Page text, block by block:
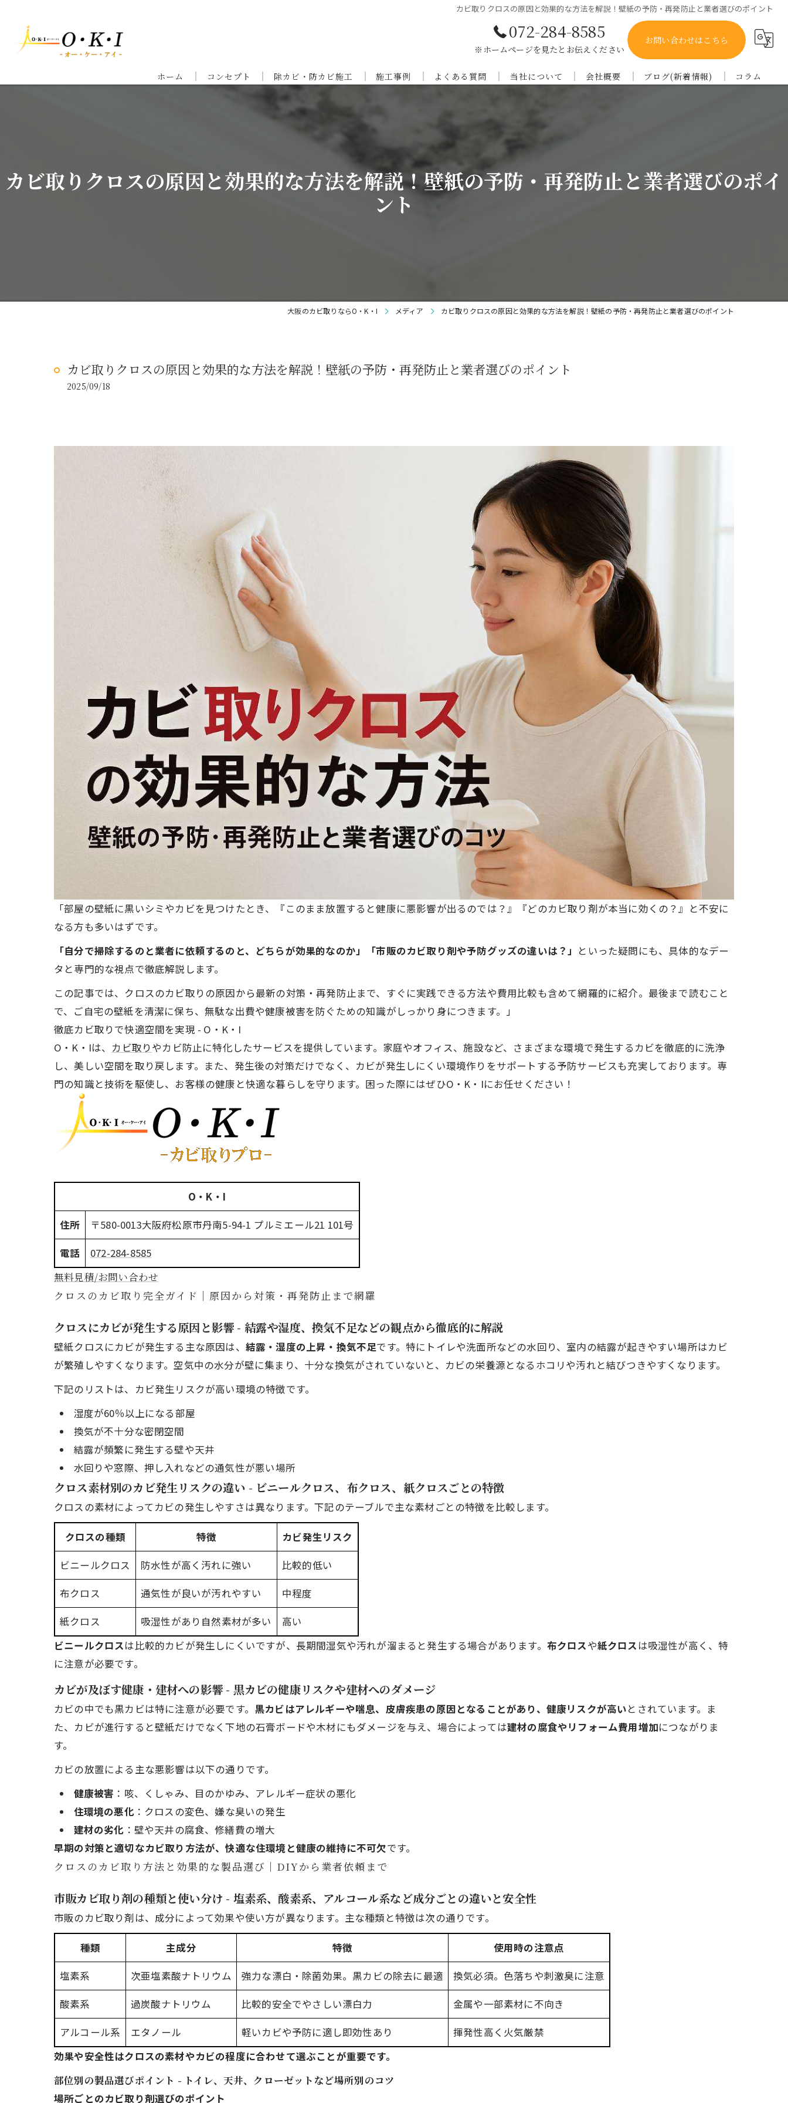
カビ取りクロスの原因と効果的な方法を解説！壁紙の予防・再発防止と業者選びのポイント
072-284-8585
※ホームページを見たとお伝えください
お問い合わせはこちら
ホーム コンセプト 除カビ・防カビ施工
当社のカビ対策
カビ対策の内容について
施工事例 よくある質問 当社について
京都のカビ取り
和歌山のカビ取り
会社概要 ブログ(新着情報) コラム
カビ取りクロスの原因と効果的な方法を解説！壁紙の予防・再発防止と業者選びのポイ
ント
大阪のカビ取りならO・K・I メディア カビ取りクロスの原因と効果的な方法を解説！壁紙の予防・再発防止と業者選びのポイント
カビ取りクロスの原因と効果的な方法を解説！壁紙の予防・再発防止と業者選びのポイント
2025/09/18
「部屋の壁紙に黒いシミやカビを見つけたとき、『このまま放置すると健康に悪影響が出るのでは？』『どのカビ取り剤が本当に効くの？』と不安に
なる方も多いはずです。
「自分で掃除するのと業者に依頼するのと、どちらが効果的なのか」「市販のカビ取り剤や予防グッズの違いは？」 といった疑問にも、具体的なデー
タと専門的な視点で徹底解説します。
この記事では、クロスのカビ取りの原因から最新の対策・再発防止まで、すぐに実践できる方法や費用比較も含めて網羅的に紹介。最後まで読むこと
で、ご自宅の壁紙を清潔に保ち、無駄な出費や健康被害を防ぐための知識がしっかり身につきます。」
徹底カビ取りで快適空間を実現 - O・K・I
O・K・Iは、 カビ取り やカビ防止に特化したサービスを提供しています。家庭やオフィス、施設など、さまざまな環境で発生するカビを徹底的に洗浄
し、美しい空間を取り戻します。また、発生後の対策だけでなく、カビが発生しにくい環境作りをサポートする予防サービスも充実しております。専
門の知識と技術を駆使し、お客様の健康と快適な暮らしを守ります。困った際にはぜひO・K・Iにお任せください！
O・K・I
住所
〒580-0013大阪府松原市丹南5-94-1 プルミエール21 101号
電話
072-284-8585
無料見積/お問い合わせ
クロスのカビ取り完全ガイド｜原因から対策・再発防止まで網羅
クロスにカビが発生する原因と影響 - 結露や湿度、換気不足などの観点から徹底的に解説
壁紙クロスにカビが発生する主な原因は、 結露・湿度の上昇・換気不足です。特にトイレや洗面所などの水回り、室内の結露が起きやすい場所はカビ
が繁殖しやすくなります。空気中の水分が壁に集まり、十分な換気がされていないと、カビの栄養源となるホコリや汚れと結びつきやすくなります。
下記のリストは、カビ発生リスクが高い環境の特徴です。
湿度が60％以上になる部屋
換気が不十分な密閉空間
結露が頻繁に発生する壁や天井
水回りや窓際、押し入れなどの通気性が悪い場所
クロス素材別のカビ発生リスクの違い - ビニールクロス、布クロス、紙クロスごとの特徴
クロスの素材によってカビの発生しやすさは異なります。下記のテーブルで主な素材ごとの特徴を比較します。
クロスの種類 特徴
カビ発生リスク
ビニールクロス
防水性が高く汚れに強い
比較的低い
布クロス
通気性が良いが汚れやすい
中程度
紙クロス
吸湿性があり自然素材が多い
高い
ビニールクロスは比較的カビが発生しにくいですが、長期間湿気や汚れが溜まると発生する場合があります。 布クロスや紙クロス は吸湿性が高く、特
に注意が必要です。
カビが及ぼす健康・建材への影響 - 黒カビの健康リスクや建材へのダメージ
カビの中でも黒カビは特に注意が必要です。 黒カビはアレルギーや喘息、皮膚疾患の原因となることがあり、健康リスクが高いとされています。ま
た、カビが進行すると壁紙だけでなく下地の石膏ボードや木材にもダメージを与え、場合によっては建材の腐食やリフォーム費用増加につながりま
す。
カビの放置による主な悪影響は以下の通りです。
健康被害 ：咳、くしゃみ、目のかゆみ、アレルギー症状の悪化
住環境の悪化：クロスの変色、嫌な臭いの発生
建材の劣化 ：壁や天井の腐食、修繕費の増大
早期の対策と適切なカビ取り方法が、快適な住環境と健康の維持に不可欠です。
クロスのカビ取り方法と効果的な製品選び｜DIYから業者依頼まで
市販カビ取り剤の種類と使い分け - 塩素系、酸素系、アルコール系など成分ごとの違いと安全性
市販のカビ取り剤は、成分によって効果や使い方が異なります。主な種類と特徴は次の通りです。
種類 主成分 特徴
使用時の注意点
塩素系
次亜塩素酸ナトリウム 強力な漂白・除菌効果。黒カビの除去に最適
換気必須。色落ちや刺激臭に注意
酸素系
過炭酸ナトリウム 比較的安全でやさしい漂白力
金属や一部素材に不向き
アルコール系
エタノール 軽いカビや予防に適し即効性あり
揮発性高く火気厳禁
効果や安全性はクロスの素材やカビの程度に合わせて選ぶことが重要です。
部位別の製品選びポイント - トイレ、天井、クローゼットなど場所別のコツ
場所ごとのカビ取り剤選びのポイント